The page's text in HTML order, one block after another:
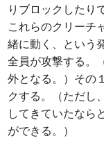
りブロックしたり
これらのクリーチ
緒に動く、という
全員が攻撃する。
外となる。）その
クする。（ただし
してきていたなら
ができる。）